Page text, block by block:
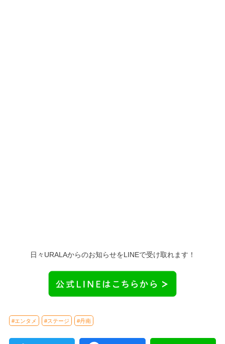
日々URALAからのお知らせをLINEで受け取れます！
#エンタメ #ステージ #丹南